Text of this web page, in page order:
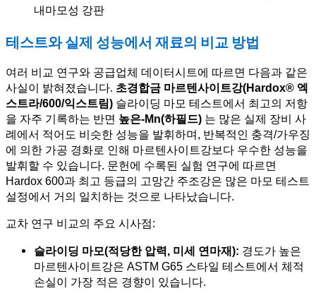
내마모성 강판
테스트와 실제 성능에서 재료의 비교 방법
여러 비교 연구와 공급업체 데이터시트에 따르면 다음과 같은
사실이 밝혀졌습니다. 초경합금 마르텐사이트강(Hardox® 엑
스트라/600/익스트림) 슬라이딩 마모 테스트에서 최고의 저항
을 자주 기록하는 반면 높은-Mn(하필드) 는 많은 실제 장비 사
례에서 적어도 비슷한 성능을 발휘하며, 반복적인 충격/가우징
에 의한 가공 경화로 인해 마르텐사이트강보다 우수한 성능을
발휘할 수 있습니다. 문헌에 수록된 실험 연구에 따르면
Hardox 600과 최고 등급의 고망간 주조강은 많은 마모 테스트
설정에서 거의 일치하는 것으로 나타났습니다.
교차 연구 비교의 주요 시사점:
슬라이딩 마모(적당한 압력, 미세 연마재): 경도가 높은
마르텐사이트강은 ASTM G65 스타일 테스트에서 체적
손실이 가장 적은 경향이 있습니다.